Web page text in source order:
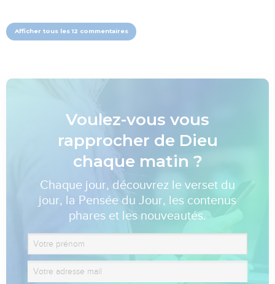
Afficher tous les 12 commentaires
Voulez-vous vous
rapprocher de Dieu
chaque matin ?
Chaque jour, découvrez le verset du
jour, la Pensée du Jour, les contenus
phares et les nouveautés.